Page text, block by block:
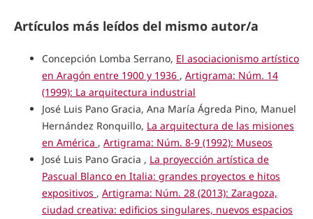
Artículos más leídos del mismo autor/a
Concepción Lomba Serrano, El asociacionismo artístico
en Aragón entre 1900 y 1936 , Artigrama: Núm. 14
(1999): La arquitectura industrial
José Luis Pano Gracia, Ana María Ágreda Pino, Manuel
Hernández Ronquillo, La arquitectura de las misiones
en América , Artigrama: Núm. 8-9 (1992): Museos
José Luis Pano Gracia , La proyección artística de
Pascual Blanco en Italia: grandes proyectos e hitos
expositivos , Artigrama: Núm. 28 (2013): Zaragoza,
ciudad creativa: edificios singulares, nuevos espacios